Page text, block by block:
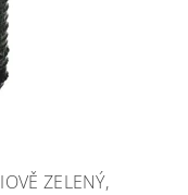
ZELENÝ,